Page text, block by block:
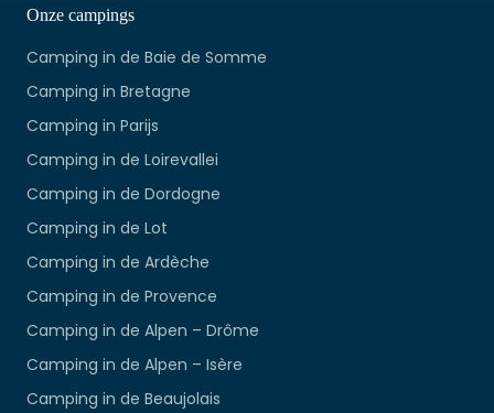
Onze campings
Camping in de Baie de Somme
Camping in Bretagne
Camping in Parijs
Camping in de Loirevallei
Camping in de Dordogne
Camping in de Lot
Camping in de Ardèche
Camping in de Provence
Camping in de Alpen – Drôme
Camping in de Alpen – Isère
Camping in de Beaujolais